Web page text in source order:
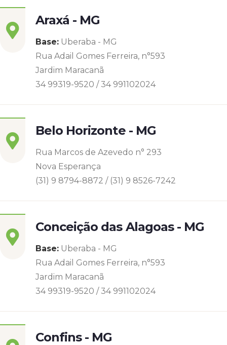
Araxá - MG
Base: Uberaba - MG
Rua Adail Gomes Ferreira, n°593
Jardim Maracanã
34 99319-9520 / 34 991102024
Belo Horizonte - MG
Rua Marcos de Azevedo n° 293
Nova Esperança
(31) 9 8794-8872 / (31) 9 8526-7242
Conceição das Alagoas - MG
Base: Uberaba - MG
Rua Adail Gomes Ferreira, n°593
Jardim Maracanã
34 99319-9520 / 34 991102024
Confins - MG